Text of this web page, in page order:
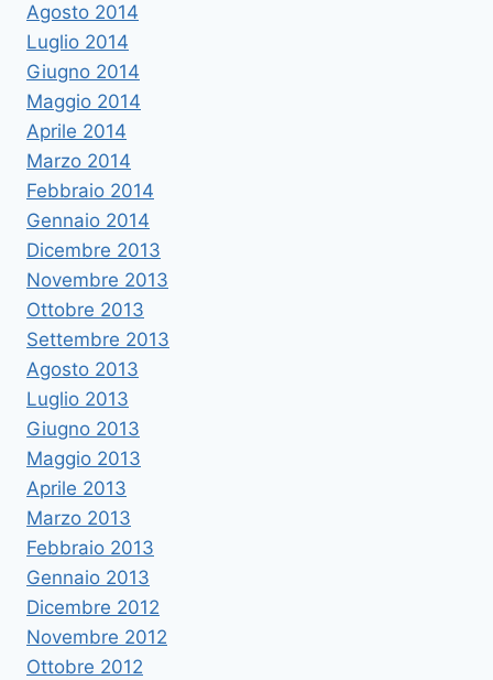
Agosto 2014
Luglio 2014
Giugno 2014
Maggio 2014
Aprile 2014
Marzo 2014
Febbraio 2014
Gennaio 2014
Dicembre 2013
Novembre 2013
Ottobre 2013
Settembre 2013
Agosto 2013
Luglio 2013
Giugno 2013
Maggio 2013
Aprile 2013
Marzo 2013
Febbraio 2013
Gennaio 2013
Dicembre 2012
Novembre 2012
Ottobre 2012